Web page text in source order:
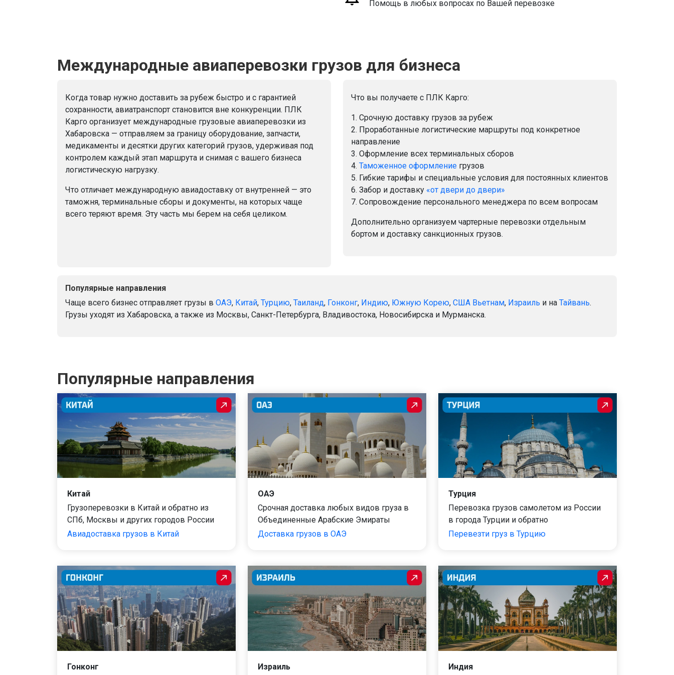
Помощь в любых вопросах по Вашей перевозке
Международные авиаперевозки грузов для бизнеса
Когда товар нужно доставить за рубеж быстро и с гарантией
сохранности, авиатранспорт становится вне конкуренции. ПЛК
Карго организует международные грузовые авиаперевозки из
Хабаровска — отправляем за границу оборудование, запчасти,
медикаменты и десятки других категорий грузов, удерживая под
контролем каждый этап маршрута и снимая с вашего бизнеса
логистическую нагрузку.
Что отличает международную авиадоставку от внутренней — это
таможня, терминальные сборы и документы, на которых чаще
всего теряют время. Эту часть мы берем на себя целиком.
Что вы получаете с ПЛК Карго:
1. Срочную доставку грузов за рубеж
2. Проработанные логистические маршруты под конкретное
направление
3. Оформление всех терминальных сборов
4. Таможенное оформление грузов
5. Гибкие тарифы и специальные условия для постоянных клиентов
6. Забор и доставку «от двери до двери»
7. Сопровождение персонального менеджера по всем вопросам
Дополнительно организуем чартерные перевозки отдельным
бортом и доставку санкционных грузов.
Популярные направления
Чаще всего бизнес отправляет грузы в ОАЭ, Китай, Турцию, Таиланд, Гонконг, Индию, Южную Корею, США Вьетнам, Израиль и на Тайвань.
Грузы уходят из Хабаровска, а также из Москвы, Санкт-Петербурга, Владивостока, Новосибирска и Мурманска.
Популярные направления
Китай
Грузоперевозки в Китай и обратно из
СПб, Москвы и других городов России
Авиадоставка грузов в Китай
ОАЭ
Срочная доставка любых видов груза в
Объединенные Арабские Эмираты
Доставка грузов в ОАЭ
Турция
Перевозка грузов самолетом из России
в города Турции и обратно
Перевезти груз в Турцию
Гонконг
Израиль
Индия